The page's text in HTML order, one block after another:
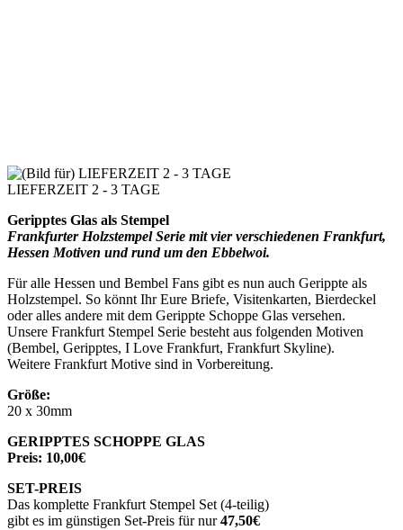
LIEFERZEIT 2 - 3 TAGE
Geripptes Glas als Stempel
Frankfurter Holzstempel Serie mit vier verschiedenen Frankfurt,
Hessen Motiven und rund um den Ebbelwoi.
Für alle Hessen und Bembel Fans gibt es nun auch Gerippte als
Holzstempel. So könnt Ihr Eure Briefe, Visitenkarten, Bierdeckel
oder alles andere mit dem Gerippte Schoppe Glas versehen.
Unsere Frankfurt Stempel Serie besteht aus folgenden Motiven
(Bembel, Geripptes, I Love Frankfurt, Frankfurt Skyline).
Weitere Frankfurt Motive sind in Vorbereitung.
Größe:
20 x 30mm
GERIPPTES SCHOPPE GLAS
Preis: 10,00€
SET-PREIS
Das komplette Frankfurt Stempel Set (4-teilig)
gibt es im günstigen Set-Preis für nur47,50€